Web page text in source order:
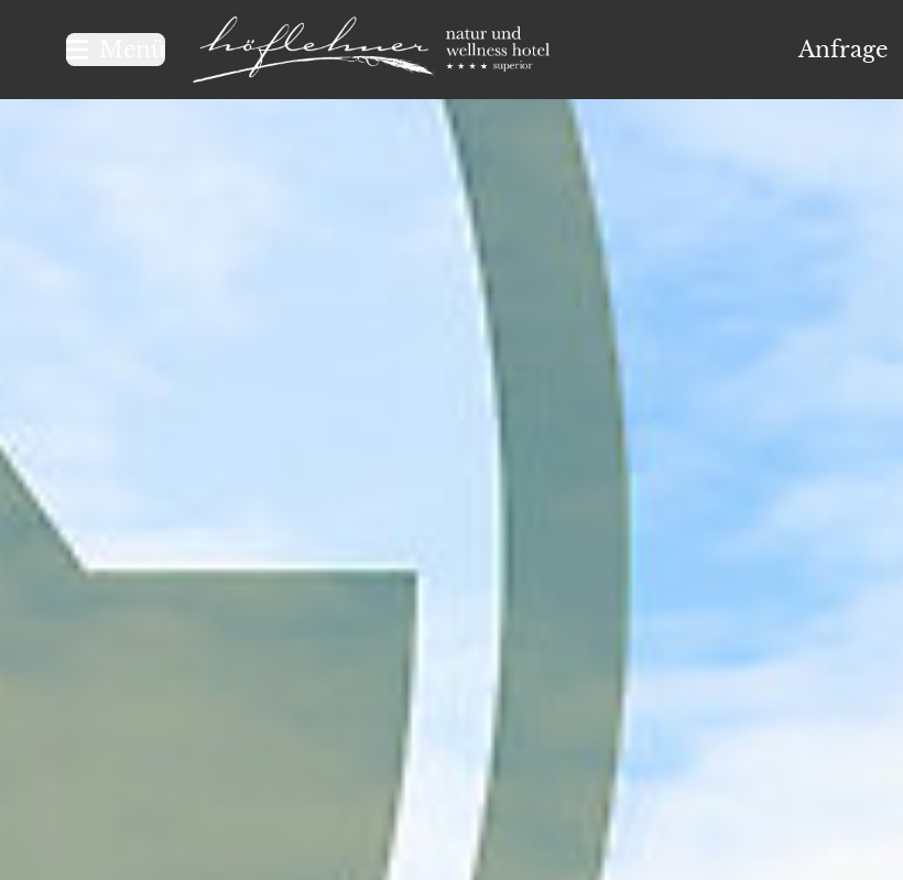
Menü
Logo Natur- und Wellnesshotel Höflehner ****S
Anfrage